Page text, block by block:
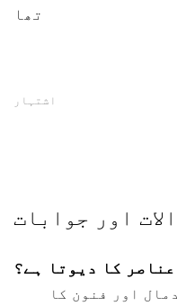
تھا
اشتہار
اور جوابات
کا دیوتا ہے؟
اور فنون کا